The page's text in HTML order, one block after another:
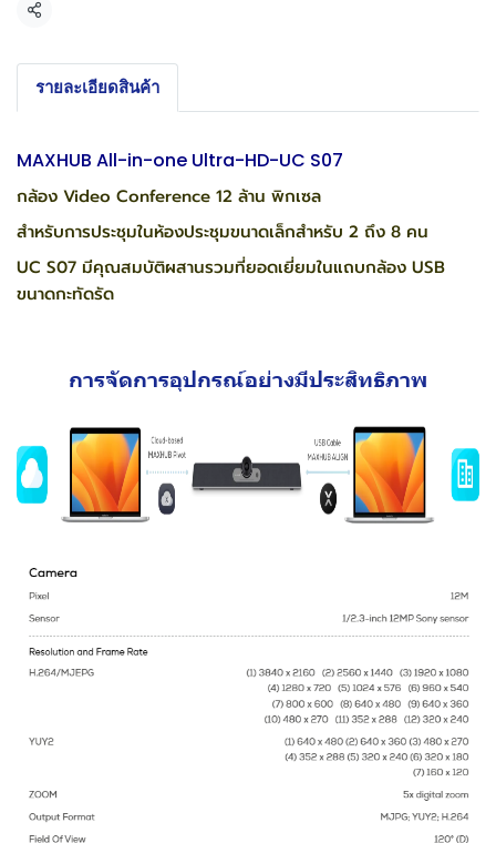
แชร์
รายละเอียดสินค้า
MAXHUB All-in-one Ultra-HD-UC S07
กล้อง Video Conference 12 ล้าน พิกเซล
สำหรับการประชุมในห้องประชุมขนาดเล็กสำหรับ 2 ถึง 8 คน
UC S07 มีคุณสมบัติผสานรวมที่ยอดเยี่ยมในแถบกล้อง USB
ขนาดกะทัดรัด
การจัดการอุปกรณ์อย่างมีประสิทธิภาพ